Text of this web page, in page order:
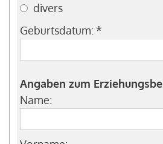
divers
Geburtsdatum: *
Angaben zum
Name: